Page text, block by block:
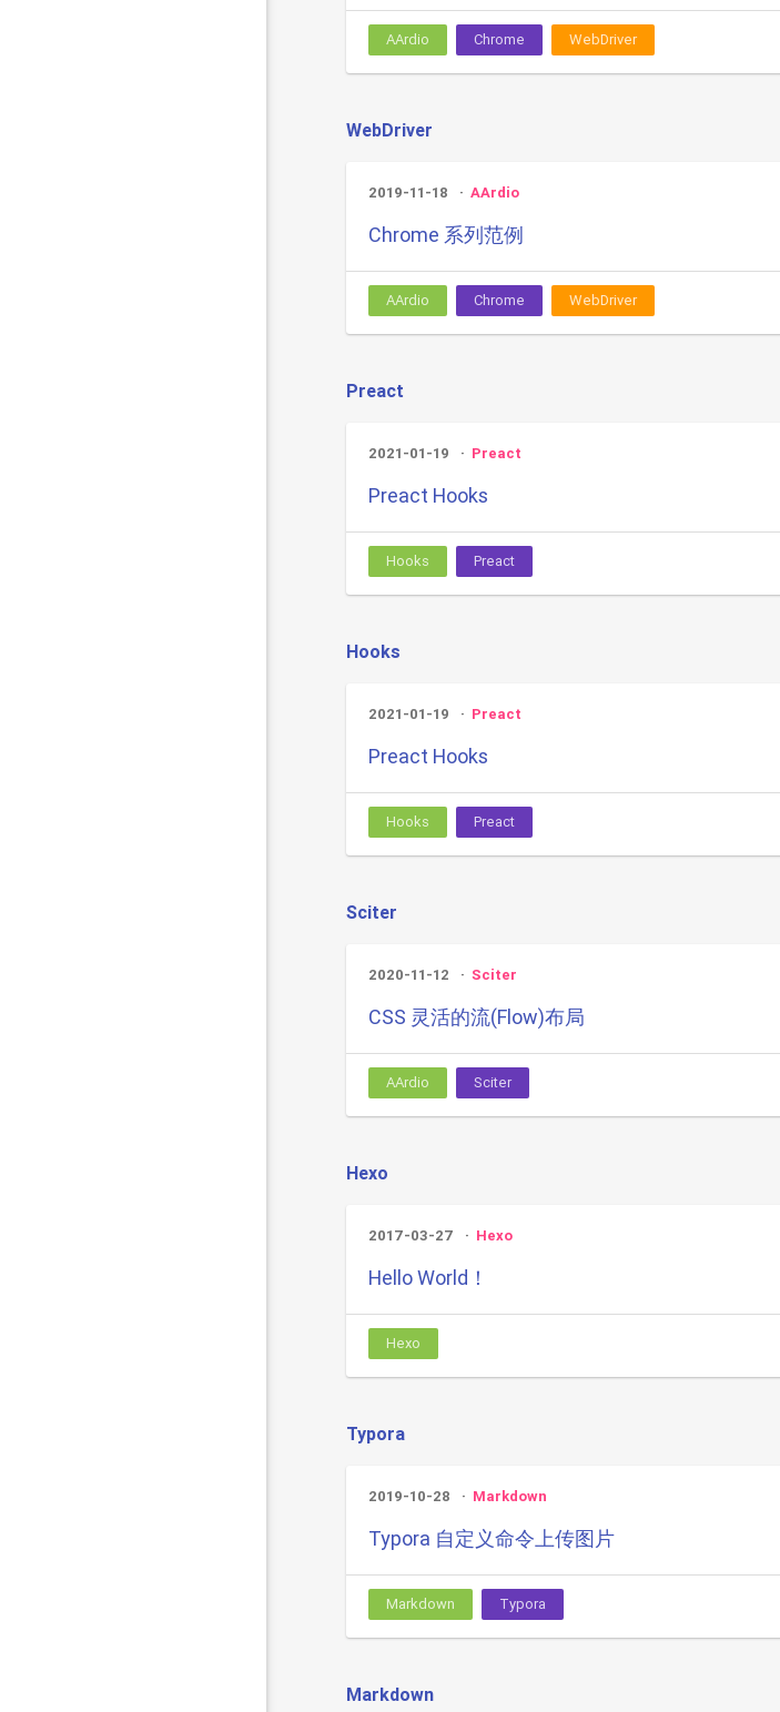
AArdio Chrome WebDriver
WebDriver
2019-11-18 AArdio
Chrome 系列范例
AArdio Chrome WebDriver
Preact
2021-01-19 Preact
Preact Hooks
Hooks Preact
Hooks
2021-01-19 Preact
Preact Hooks
Hooks Preact
Sciter
2020-11-12 Sciter
CSS 灵活的流(Flow)布局
AArdio Sciter
Hexo
2017-03-27 Hexo
Hello World！
Hexo
Typora
2019-10-28 Markdown
Typora 自定义命令上传图片
Markdown Typora
Markdown